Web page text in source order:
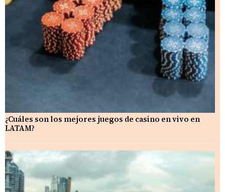
¿Cuáles son los mejores juegos de casino en vivo en
LATAM?